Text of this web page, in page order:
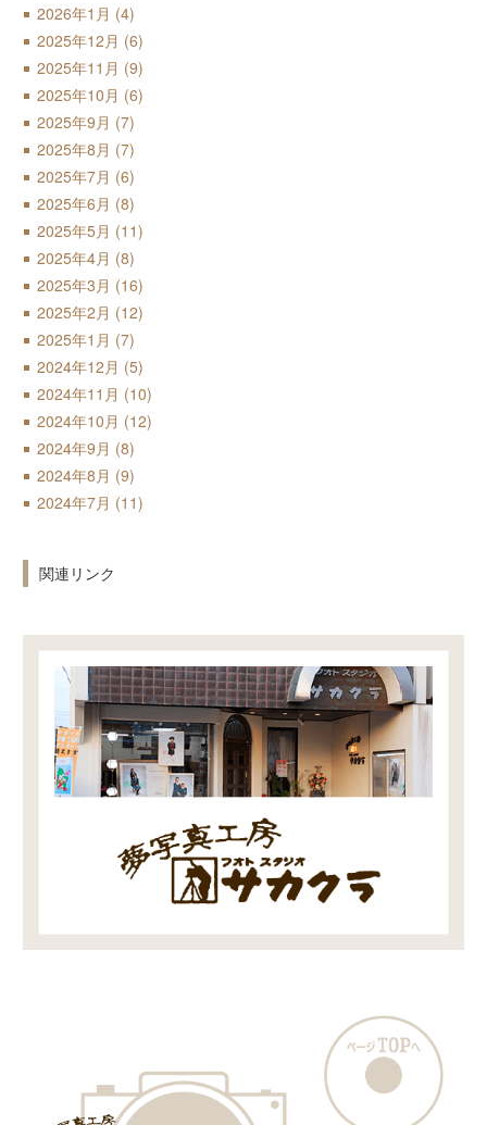
2026年1月 (4)
2025年12月 (6)
2025年11月 (9)
2025年10月 (6)
2025年9月 (7)
2025年8月 (7)
2025年7月 (6)
2025年6月 (8)
2025年5月 (11)
2025年4月 (8)
2025年3月 (16)
2025年2月 (12)
2025年1月 (7)
2024年12月 (5)
2024年11月 (10)
2024年10月 (12)
2024年9月 (8)
2024年8月 (9)
2024年7月 (11)
関連リンク